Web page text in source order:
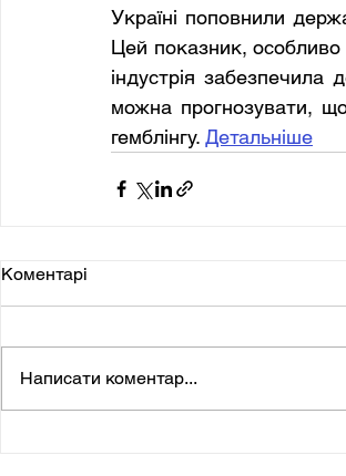
Україні поповнили
Цей показник,
індустрія
можна прогнозувати,
гемблінгу. Детальніше
Коментарі
Написати коментар...